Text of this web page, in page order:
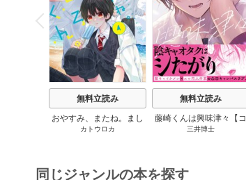
P
r
e
v
i
u
無料立読み
おやすみ、またね。まし
ろくん。【電子限定漫画
カトウロカ
無料立読み
藤崎くんは興味津々【コ
ミックス版】
三井博士
同じジャンルの本を探す